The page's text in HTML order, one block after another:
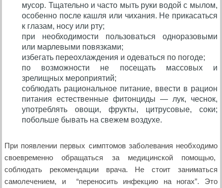
мусор. Тщательно и часто мыть руки водой с мылом,
особенно после кашля или чихания. Не прикасаться
к глазам, носу или рту;
при необходимости пользоваться одноразовыми
или марлевыми повязками;
избегать переохлаждения и одеваться по погоде;
по возможности не посещать массовых и
зрелищных мероприятий;
соблюдать рациональное питание, ввести в рацион
питания естественные фитонциды — лук, чеснок,
употреблять овощи, фрукты, цитрусовые, соки;
побольше бывать на свежем воздухе.
При появлении первых симптомов заболевания необходимо
своевременно обращаться за медицинской помощью,
соблюдать рекомендации врача. Не стоит заниматься
самолечением, и “переносить инфекцию на ногах”. Это